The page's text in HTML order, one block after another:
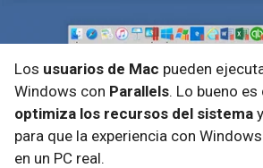
Los usuarios de Mac pueden
Windows con Parallels. Lo bueno es
optimiza los recursos del sistema
para que la experiencia con
en un PC real.